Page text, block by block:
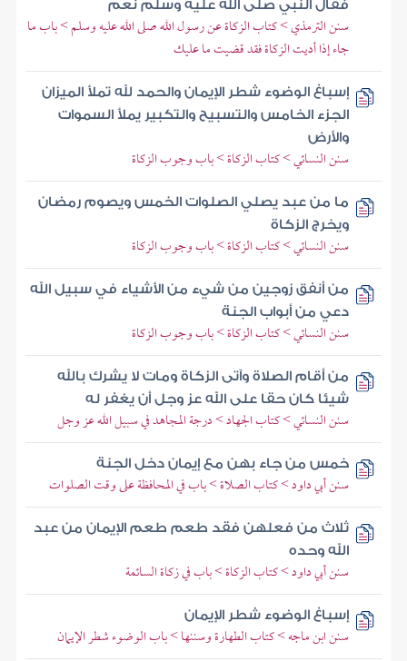
فقال النبي صلى الله عليه وسلم نعم
سنن الترمذي > كتاب الزكاة عن رسول الله صلى الله عليه وسلم > باب ما
جاء إذا أديت الزكاة فقد قضيت ما عليك
إسباغ الوضوء شطر الإيمان والحمد لله تملأ الميزان
الجزء الخامس والتسبيح والتكبير يملأ السموات
والأرض
سنن النسائي > كتاب الزكاة > باب وجوب الزكاة
ما من عبد يصلي الصلوات الخمس ويصوم رمضان
ويخرج الزكاة
سنن النسائي > كتاب الزكاة > باب وجوب الزكاة
من أنفق زوجين من شيء من الأشياء في سبيل الله
دعي من أبواب الجنة
سنن النسائي > كتاب الزكاة > باب وجوب الزكاة
من أقام الصلاة وآتى الزكاة ومات لا يشرك بالله
شيئا كان حقا على الله عز وجل أن يغفر له
سنن النسائي > كتاب الجهاد > درجة المجاهد في سبيل الله عز وجل
خمس من جاء بهن مع إيمان دخل الجنة
سنن أبي داود > كتاب الصلاة > باب في المحافظة على وقت الصلوات
ثلاث من فعلهن فقد طعم طعم الإيمان من عبد
الله وحده
سنن أبي داود > كتاب الزكاة > باب في زكاة السائمة
إسباغ الوضوء شطر الإيمان
سنن ابن ماجه > كتاب الطهارة وسننها > باب الوضوء شطر الإيمان